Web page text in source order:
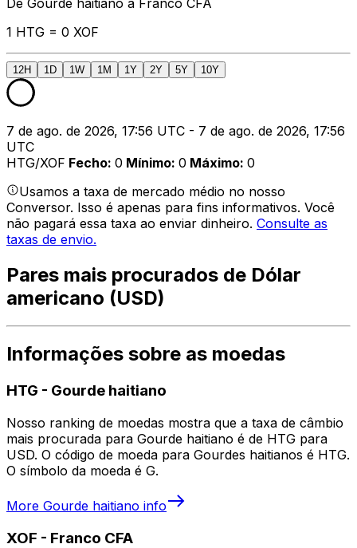
1 HTG = 0 XOF
12H 1D 1W 1M 1Y 2Y 5Y 10Y
7 de ago. de 2026, 17:56 UTC - 7 de ago. de 2026, 17:56
UTC
HTG/XOF Fecho: 0 Mínimo: 0 Máximo: 0
Usamos a taxa de mercado médio no nosso
Conversor. Isso é apenas para fins informativos. Você
não pagará essa taxa ao enviar dinheiro. Consulte as
taxas de envio.
Pares mais procurados de Dólar
americano (USD)
Informações sobre as moedas
HTG - Gourde haitiano
Nosso ranking de moedas mostra que a taxa de câmbio
mais procurada para Gourde haitiano é de HTG para
USD. O código de moeda para Gourdes haitianos é HTG.
O símbolo da moeda é G.
More Gourde haitiano info
XOF - Franco CFA